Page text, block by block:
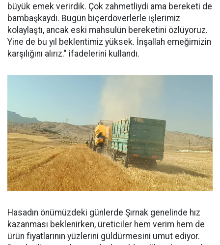
büyük emek verirdik. Çok zahmetliydi ama bereketi de
bambaşkaydı. Bugün biçerdöverlerle işlerimiz
kolaylaştı, ancak eski mahsulün bereketini özlüyoruz.
Yine de bu yıl beklentimiz yüksek. İnşallah emeğimizin
karşılığını alırız." ifadelerini kullandı.
Hasadın önümüzdeki günlerde Şırnak genelinde hız
kazanması beklenirken, üreticiler hem verim hem de
ürün fiyatlarının yüzlerini güldürmesini umut ediyor.